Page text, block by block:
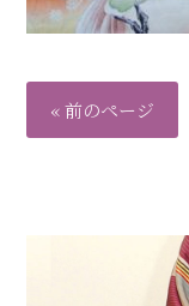
« 前のページ